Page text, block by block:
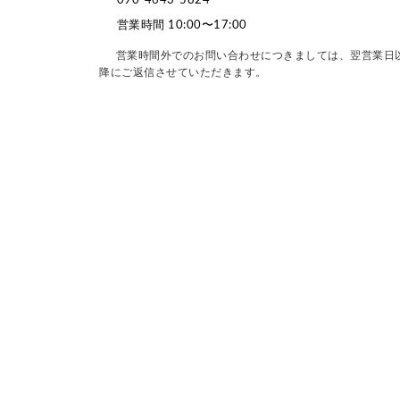
営業時間 10:00〜17:00
営業時間外でのお問い合わせにつきましては、翌営業日
降にご返信させていただきます。